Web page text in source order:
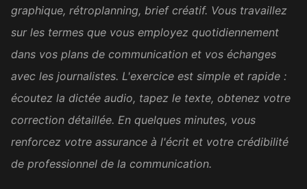
writing skills on the job
enough. Thank you.
Amara D.
FLE
Super bien fait. Merci !
Sandrine C.
Secrétaire médicale
graphique, rétroplanning, brief créatif. Vous travaillez
sur les termes que vous employez quotidiennement
dans vos plans de communication et vos échanges
avec les journalistes. L'exercice est simple et rapide :
écoutez la dictée audio, tapez le texte, obtenez votre
correction détaillée. En quelques minutes, vous
renforcez votre assurance à l'écrit et votre crédibilité
de professionnel de la communication.